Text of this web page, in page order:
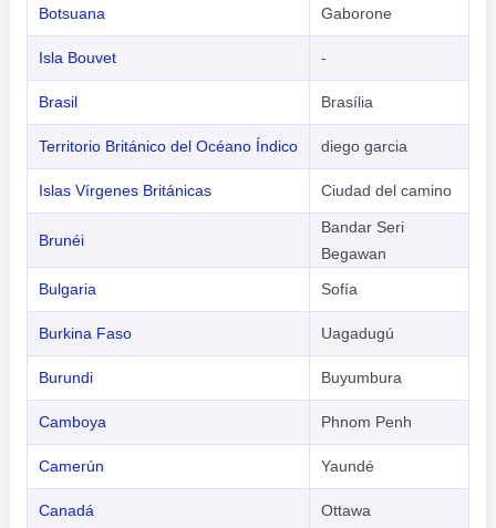
Botsuana Gaborone
Isla Bouvet -
Brasil Brasília
Territorio Británico del Océano Índico diego garcia
Islas Vírgenes Británicas Ciudad del camino
Brunéi
Bandar Seri
Begawan
Bulgaria
Sofía
Burkina Faso Uagadugú
Burundi Buyumbura
Camboya Phnom Penh
Camerún Yaundé
Canadá Ottawa